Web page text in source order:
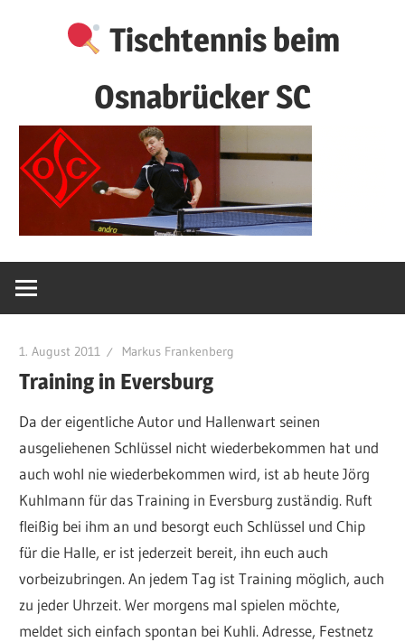
Tischtennis beim
Osnabrücker SC
1. August 2011 Markus Frankenberg
Training in Eversburg
Da der eigentliche Autor und Hallenwart seinen
ausgeliehenen Schlüssel nicht wiederbekommen hat und
auch wohl nie wiederbekommen wird, ist ab heute Jörg
Kuhlmann für das Training in Eversburg zuständig. Ruft
fleißig bei ihm an und besorgt euch Schlüssel und Chip
für die Halle, er ist jederzeit bereit, ihn euch auch
vorbeizubringen. An jedem Tag ist Training möglich, auch
zu jeder Uhrzeit. Wer morgens mal spielen möchte,
meldet sich einfach spontan bei Kuhli. Adresse, Festnetz